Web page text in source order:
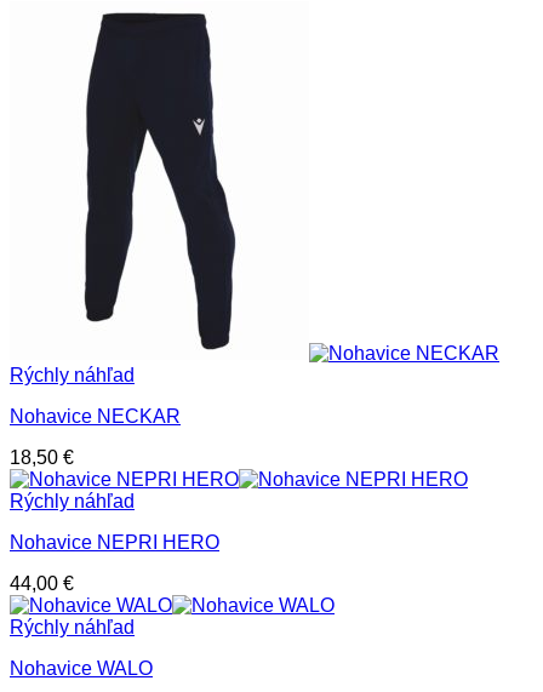
cena
bola:
24,50 €.
cena
16,50 €.
Rýchly náhľad
Nohavice NECKAR
18,50 €
Rýchly náhľad
Nohavice NEPRI HERO
44,00 €
Rýchly náhľad
Nohavice WALO